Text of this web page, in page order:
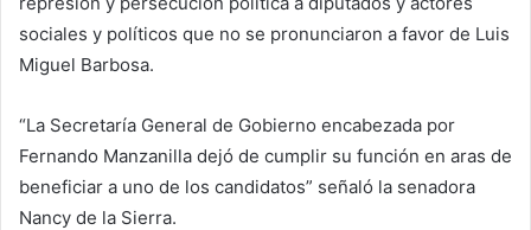
sociales y políticos que no se pronunciaron a favor de Luis
Miguel Barbosa.
“La Secretaría General de Gobierno encabezada por
Fernando Manzanilla dejó de cumplir su función en aras de
beneficiar a uno de los candidatos” señaló la senadora
Nancy de la Sierra.